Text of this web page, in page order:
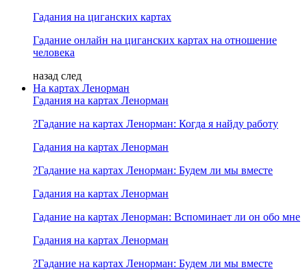
Гадания на циганских картах
Гадание онлайн на циганских картах на отношение
человека
назад след
На картах Ленорман
Гадания на картах Ленорман
?Гадание на картах Ленорман: Когда я найду работу
Гадания на картах Ленорман
?Гадание на картах Ленорман: Будем ли мы вместе
Гадания на картах Ленорман
Гадание на картах Ленорман: Вспоминает ли он обо мне
Гадания на картах Ленорман
?Гадание на картах Ленорман: Будем ли мы вместе